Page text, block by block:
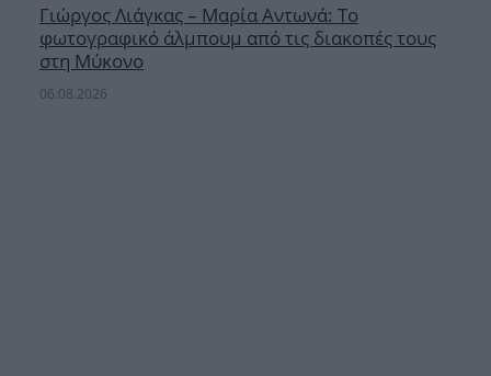
Γιώργος Λιάγκας – Μαρία Αντωνά: Το
φωτογραφικό άλμπουμ από τις διακοπές τους
στη Μύκονο
06.08.2026